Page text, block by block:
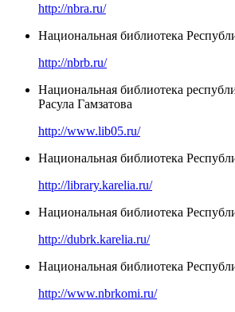
http://nbra.ru/
Национальная библиотека
http://nbrb.ru/
Национальная библиотека
Расула Гамзатова
http://www.lib05.ru/
Национальная библиотека
http://library.karelia.ru/
Национальная библиотека
http://dubrk.karelia.ru/
Национальная библиотека
http://www.nbrkomi.ru/